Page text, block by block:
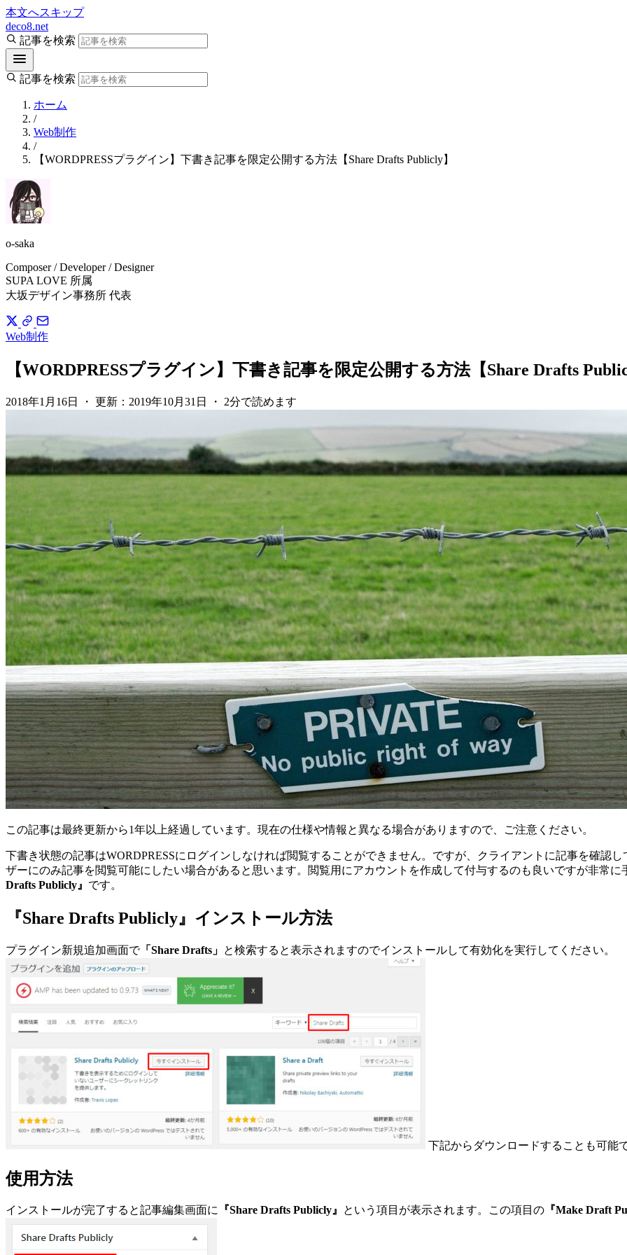
本文へスキップ
deco8.net
記事を検索
記事を検索
ホーム
/
Web制作
/
【WORDPRESSプラグイン】下書き記事を限定公開する方法【Share Drafts Publicly】
o-saka
Composer / Developer / Designer
SUPA LOVE 所属
大坂デザイン事務所 代表
Web制作
【WORDPRESSプラグイン】下書き記事を限定公開する方法【Share Drafts
2018年1月16日 ・ 更新： 2019年10月31日 ・ 2分で読めます
この記事は最終更新から1年以上経過しています。現在の仕様や情報と異なる場合がありますので、ご注意ください。
下書き状態の記事はWORDPRESSにログインしなければ閲覧することができません。ですが、クライアントに記事を確認
ザーにのみ記事を閲覧可能にしたい場合があると思います。閲覧用にアカウントを作成して付与するのも良いですが非常
Drafts Publicly』 です。
『Share Drafts Publicly』インストール方法
プラグイン新規追加画面で「Share Drafts」 と検索すると表示されますのでインストールして有効化を実行してください。
下記からダウンロードすることも可能で
使用方法
インストールが完了すると記事編集画面に 『Share Drafts Publicly』 という項目が表示されます。この項目の 『Make Draft